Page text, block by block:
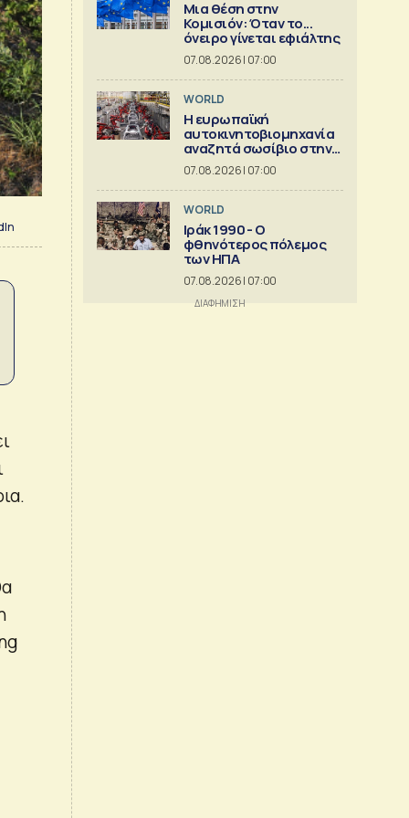
Μια θέση στην
Κομισιόν: Όταν το...
όνειρο γίνεται εφιάλτης
07.08.2026 | 07:00
WORLD
Η ευρωπαϊκή
αυτοκινητοβιομηχανία
αναζητά σωσίβιο στην
Κίνα
07.08.2026 | 07:00
WORLD
Ιράκ 1990 - Ο
φθηνότερος πόλεμος
των ΗΠΑ
07.08.2026 | 07:00